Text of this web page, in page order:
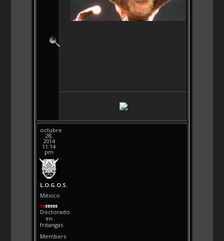
octubre
28,
2014
11:14
pm
L.O.G.O.S.
México
Doctorado
en
fritangas
Members